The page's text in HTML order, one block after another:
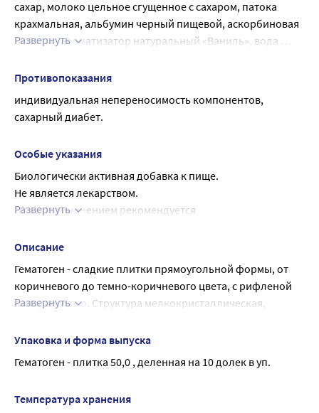
(для взрослых) дополнительное потребление железа
составляет 4,0-7,5 мг ( 40-75 % от суточной потребности
для мужчин, 20-40 % от суточной потребности для
суточной потребности).
сахар, молоко цельное сгущенное с сахаром, патока
крахмальная, альбумин черный пищевой, аскорбиновая
кислота, ароматизатор натуральный «Ваниль», вода
Развернуть
Противопоказания
индивидуальная непереносимость компонентов,
сахарный диабет.
Особые указания
Биологически активная добавка к пище.
Не является лекарством.
Перед применением рекомендуется
Развернуть
Описание
Гематоген - сладкие плитки прямоугольной формы, от
коричневого до темно-коричневого цвета, с рифленой
поверхностью. Структура мелкокристаллическая,
Кроме альбумина черного пищевого, содержащего
витамин «С», который нормализует обменные процессы
физическим и эмоциональным стрессам. Употребление
Развернуть
Упаковка и форма выпуска
Гематоген - плитка 50,0 , деленная на 10 долек в уп.
Температура хранения